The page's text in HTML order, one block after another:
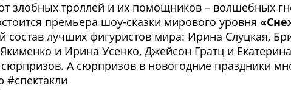
злобных троллей и их помощников – волшебных
премьера шоу-сказки мирового уровня
состав лучших фигуристов мира: Ирина Слуцкая,
и Ирина Усенко, Джейсон Гратц и
А сюрпризов в новогодние праздники
#спектакли